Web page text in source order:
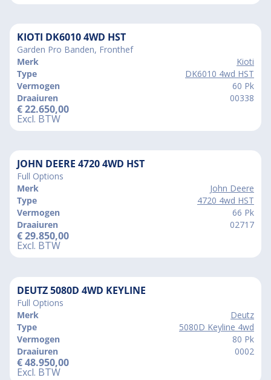
KIOTI DK6010 4WD HST
Garden Pro Banden, Fronthef
Merk
Kioti
Type
DK6010 4wd HST
Vermogen
60 Pk
Draaiuren
00338
€22.650,00
Excl. BTW
JOHN DEERE 4720 4WD HST
Full Options
Merk
John Deere
Type
4720 4wd HST
Vermogen
66 Pk
Draaiuren
02717
€29.850,00
Excl. BTW
DEUTZ 5080D 4WD KEYLINE
Full Options
Merk
Deutz
Type
5080D Keyline 4wd
Vermogen
80 Pk
Draaiuren
0002
€48.950,00
Excl. BTW